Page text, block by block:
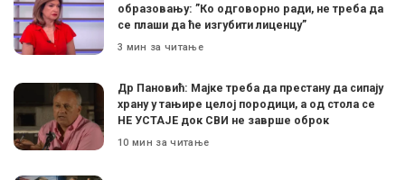
образовању: ”Ко одговорно ради, не треба да
се плаши да ће изгубити лиценцу”
3 мин за читање
Др Пановић: Мајке треба да престану да сипају
храну у тањире целој породици, а од стола се
НЕ УСТАЈЕ док СВИ не заврше оброк
10 мин за читање